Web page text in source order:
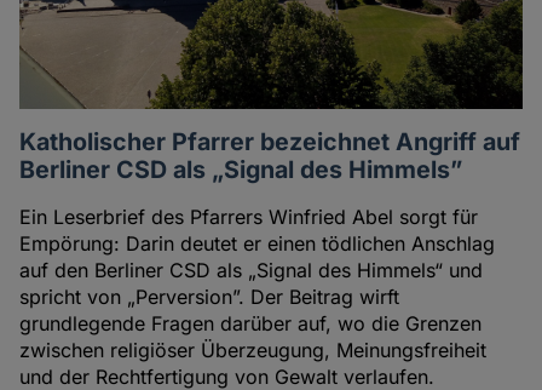
Katholischer Pfarrer bezeichnet Angriff auf
Berliner CSD als „Signal des Himmels”
Ein Leserbrief des Pfarrers Winfried Abel sorgt für
Empörung: Darin deutet er einen tödlichen Anschlag
auf den Berliner CSD als „Signal des Himmels“ und
spricht von „Perversion”. Der Beitrag wirft
grundlegende Fragen darüber auf, wo die Grenzen
zwischen religiöser Überzeugung, Meinungsfreiheit
und der Rechtfertigung von Gewalt verlaufen.